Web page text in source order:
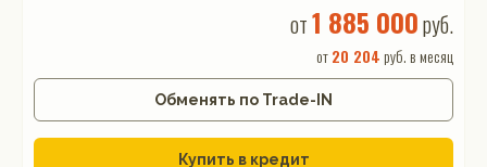
от1 885 000руб.
от20 204 руб. в месяц
Обменять по Trade-IN
Купить в кредит